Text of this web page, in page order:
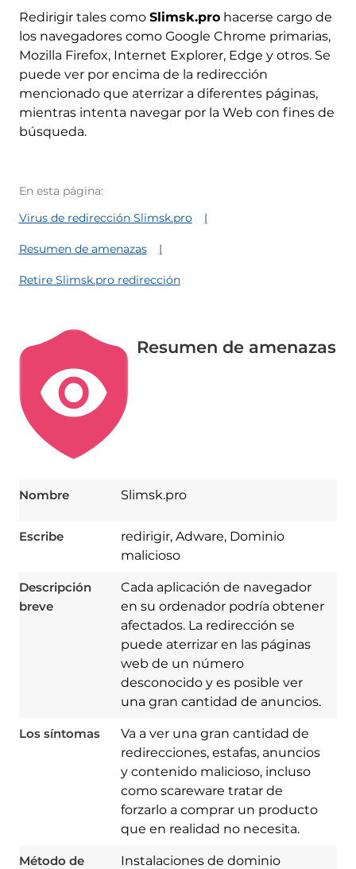
Redirigir tales como Slimsk.prohacerse cargo de
los navegadores como Google Chrome primarias,
Mozilla Firefox, Internet Explorer, Edge y otros. Se
puede ver por encima de la redirección
mencionado que aterrizar a diferentes páginas,
mientras intenta navegar por la Web con fines de
búsqueda.
En esta página:
Virus de redirección Slimsk.pro
Resumen de amenazas
Retire Slimsk.pro redirección
Resumen de amenazas
Nombre Slimsk.pro
Escribe
redirigir, Adware, Dominio
malicioso
Descripción
breve
Cada aplicación de navegador
en su ordenador podría obtener
afectados. La redirección se
puede aterrizar en las páginas
web de un número
desconocido y es posible ver
una gran cantidad de anuncios.
Los síntomas
Va a ver una gran cantidad de
redirecciones, estafas, anuncios
y contenido malicioso, incluso
como scareware tratar de
forzarlo a comprar un producto
que en realidad no necesita.
Método de
Instalaciones de dominio
Spy Hunter